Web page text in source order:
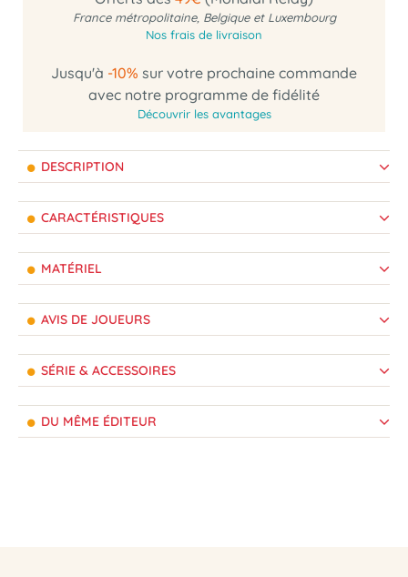
France métropolitaine, Belgique et Luxembourg
Nos frais de livraison
Jusqu'à -10% sur votre prochaine commande
avec notre programme de fidélité
Découvrir les avantages
DESCRIPTION
CARACTÉRISTIQUES
MATÉRIEL
AVIS DE JOUEURS
SÉRIE & ACCESSOIRES
DU MÊME ÉDITEUR